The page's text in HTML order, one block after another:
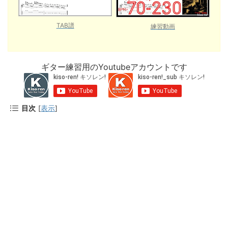
TAB譜 練習動画
ギター練習用のYoutubeアカウントです
目次 [表示]